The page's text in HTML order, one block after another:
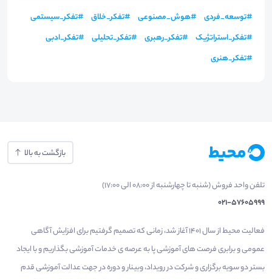
#توسعه_فردی #هوش_مصنوعی #تفکر_خلاق #تفکر_سیستمی
#تفکر_استراتژیک #تفکر_رهبری #تفکر_تحلیلی #تفکر_ادبی
#تفکر_هنری
بازگشت به بالا
تلفن واحد فروش (شنبه تا چهارشنبه از 08:00 الی 17:00)
021-57605999
فعالیت محیط از سال 1401 آغاز شد، زمانی که تصمیم گرفتیم برای افزایش آگاهی
عمومی و برابری فرصت های آموزشی پا به عرصه ی خدمات آموزشی بگذاریم و با ایجاد
بستر دو سویه برگزاری و شرکت در رویداد، وبینار و دوره در جهت عدالت آموزشی قدم